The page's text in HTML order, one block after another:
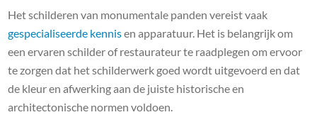
Het schilderen van monumentale panden vereist vaak
gespecialiseerde kennisen apparatuur. Het is belangrijk om
een ​​ervaren schilder of restaurateur te raadplegen om ervoor
te zorgen dat het schilderwerk goed wordt uitgevoerd en dat
de kleur en afwerking aan de juiste historische en
architectonische normen voldoen.